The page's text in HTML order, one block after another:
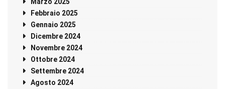
Febbraio 2025
Gennaio 2025
Dicembre 2024
Novembre 2024
Ottobre 2024
Settembre 2024
Agosto 2024